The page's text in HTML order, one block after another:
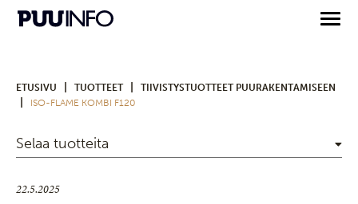
ETUSIVU TUOTTEET TIIVISTYSTUOTTEET PUURAKENTAMISEEN
ISO-FLAME KOMBI F120
Selaa tuotteita
22.5.2025